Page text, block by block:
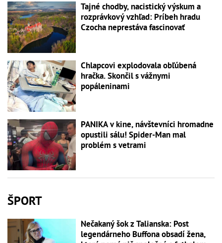
Tajné chodby, nacistický výskum a
rozprávkový vzhľad: Príbeh hradu
Czocha neprestáva fascinovať
Chlapcovi explodovala obľúbená
hračka. Skončil s vážnymi
popáleninami
PANIKA v kine, návštevníci hromadne
opustili sálu! Spider-Man mal
problém s vetrami
ŠPORT
Nečakaný šok z Talianska: Post
legendárneho Buffona obsadí žena,